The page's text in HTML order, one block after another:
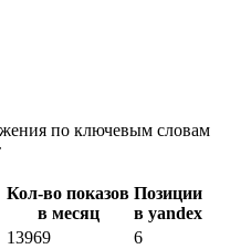
по ключевым словам
Кол-во показов
в месяц
Позиции
в yandex
13969
6